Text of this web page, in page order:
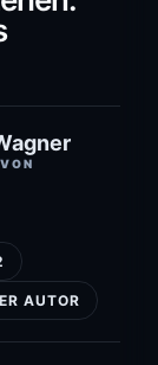
AUTOR